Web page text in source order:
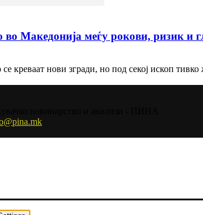
Македонија меѓу рокови, ризик и
се креваат нови згради, но под секој ископ